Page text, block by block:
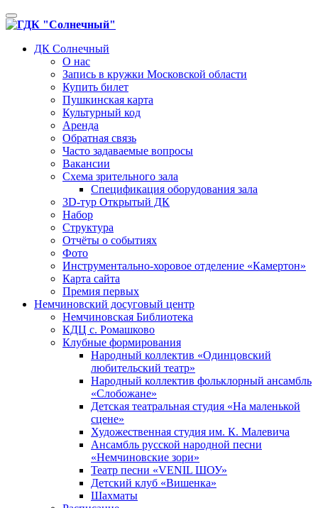
Toggle
navigation
ДК Солнечный
О нас
Запись в кружки Московской области
Купить билет
Пушкинская карта
Культурный код
Аренда
Обратная связь
Часто задаваемые вопросы
Вакансии
Схема зрительного зала
Спецификация оборудования зала
3D-тур Открытый ДК
Набор
Структура
Отчёты о событиях
Фото
Инструментально-хоровое отделение «Камертон»
Карта сайта
Премия первых
Немчиновский досуговый центр
Немчиновская Библиотека
КДЦ с. Ромашково
Клубные формирования
Народный коллектив «Одинцовский
любительский театр»
Народный коллектив фольклорный ансамбль
«Слобожане»
Детская театральная студия «На маленькой
сцене»
Художественная студия им. К. Малевича
Ансамбль русской народной песни
«Немчиновские зори»
Театр песни «VENIL ШОУ»
Детский клуб «Вишенка»
Шахматы